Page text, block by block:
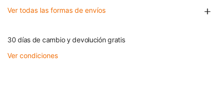
Ver todas las formas de envíos
30 días de cambio y devolución gratis
Ver condiciones